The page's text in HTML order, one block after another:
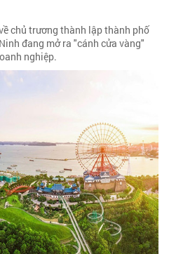
chủ trương thành lập thành phố
đang mở ra "cánh cửa vàng"
nghiệp.